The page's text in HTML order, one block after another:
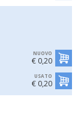
NUOVO
€ 0,20
USATO
€ 0,20